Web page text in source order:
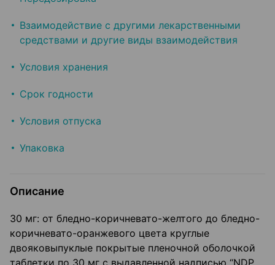
Взаимодействие с другими лекарственными
средствами и другие виды взаимодействия
Условия хранения
Срок годности
Условия отпуска
Упаковка
Описание
30 мг: от бледно-коричневато-желтого до бледно-
коричневато-оранжевого цвета круглые
двояковыпуклые покрытые пленочной оболочкой